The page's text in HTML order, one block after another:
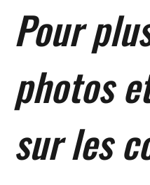
Pour
photos
sur les